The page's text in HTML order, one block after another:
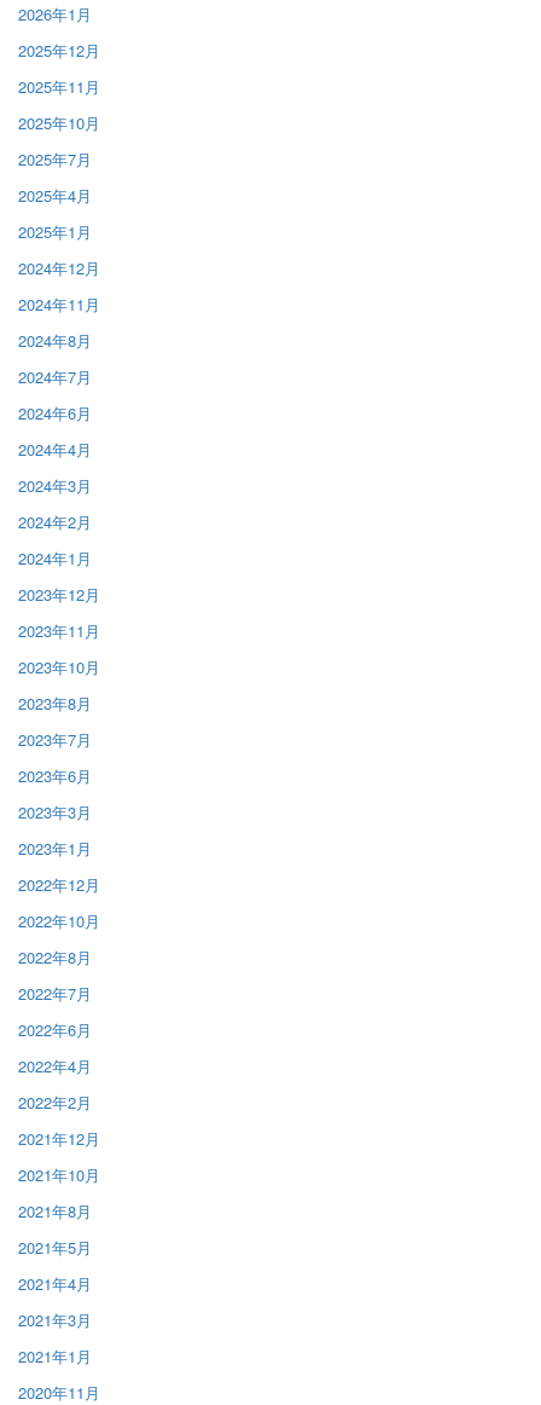
2026年1月
2025年12月
2025年11月
2025年10月
2025年7月
2025年4月
2025年1月
2024年12月
2024年11月
2024年8月
2024年7月
2024年6月
2024年4月
2024年3月
2024年2月
2024年1月
2023年12月
2023年11月
2023年10月
2023年8月
2023年7月
2023年6月
2023年3月
2023年1月
2022年12月
2022年10月
2022年8月
2022年7月
2022年6月
2022年4月
2022年2月
2021年12月
2021年10月
2021年8月
2021年5月
2021年4月
2021年3月
2021年1月
2020年11月